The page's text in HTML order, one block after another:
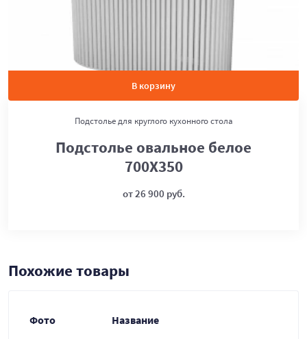
В корзину
Подстолье для круглого кухонного стола
Подстолье овальное белое
700Х350
от 26 900 руб.
Похожие товары
Фото Название